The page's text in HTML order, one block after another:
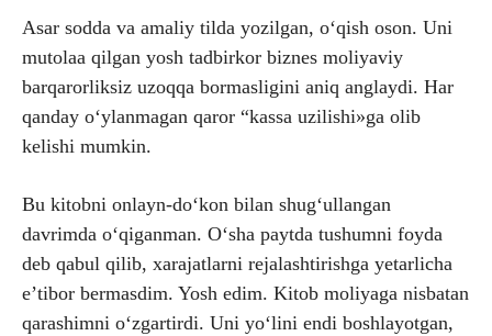
Asar sodda va amaliy tilda yozilgan, o‘qish oson. Uni
mutolaa qilgan yosh tadbirkor biznes moliyaviy
barqarorliksiz uzoqqa bormasligini aniq anglaydi. Har
qanday o‘ylanmagan qaror “kassa uzilishi»ga olib
kelishi mumkin.
Bu kitobni onlayn-do‘kon bilan shug‘ullangan
davrimda o‘qiganman. O‘sha paytda tushumni foyda
deb qabul qilib, xarajatlarni rejalashtirishga yetarlicha
e’tibor bermasdim. Yosh edim. Kitob moliyaga nisbatan
qarashimni o‘zgartirdi. Uni yo‘lini endi boshlayotgan,